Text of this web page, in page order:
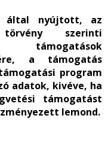
által nyújtott, az
szerinti
a támogatás
program
adatok, kivéve, ha
támogatást
lemond.